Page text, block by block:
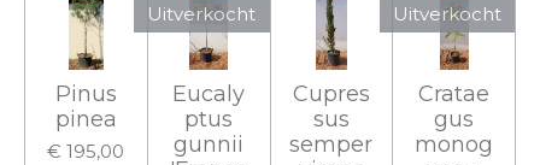
Pinus
pinea
€ 195,00
Uitverkocht
Eucaly
ptus
gunnii
Cupres
sus
semper
Uitverkocht
Cratae
gus
monog